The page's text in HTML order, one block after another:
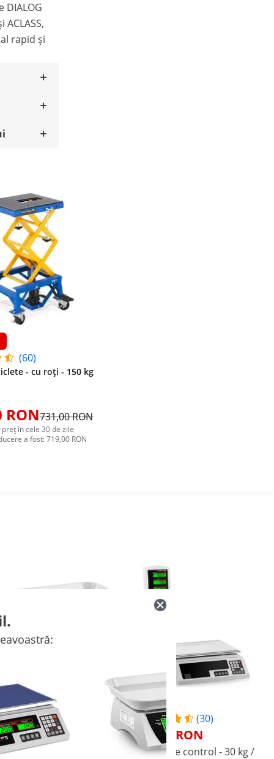
ACLASS,
rapid și
(60)
- cu roți - 150 kg
RON731,00 RON
în cele 30 de zile
a fost: 719,00 RON
(16)
227,00 RON
Cântar de control - 30 kg /
(30)
314,00 RON
Cântar de control - 30 kg /